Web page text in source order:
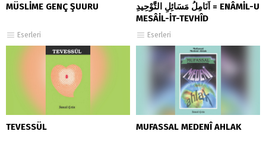
MÜSLİME GENÇ ŞUURU
Eserleri
اَنَامِلُ مَسَائِلِ التَّوْحِيدِ = ENÂMİL-U
MESÂİL-İT-TEVHÎD
Eserleri
TEVESSÜL MUFASSAL MEDENÎ AHLAK